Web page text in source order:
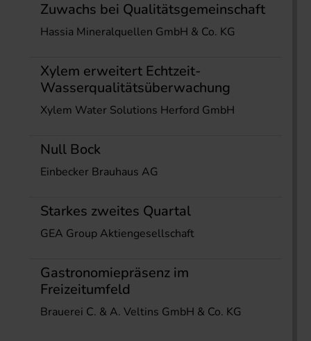
Zuwachs bei Qualitätsgemeinschaft
Hassia Mineralquellen GmbH & Co. KG
Xylem erweitert Echtzeit-
Wasserqualitätsüberwachung
Xylem Water Solutions Herford GmbH
Null Bock
Einbecker Brauhaus AG
Starkes zweites Quartal
GEA Group Aktiengesellschaft
Gastronomiepräsenz im
Freizeitumfeld
Brauerei C. & A. Veltins GmbH & Co. KG